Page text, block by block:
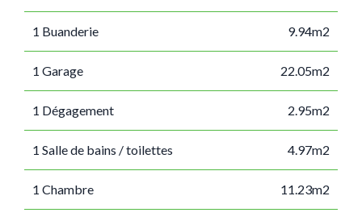
1 Buanderie 9.94m2
1 Garage 22.05m2
1 Dégagement 2.95m2
1 Salle de bains / toilettes 4.97m2
1 Chambre 11.23m2